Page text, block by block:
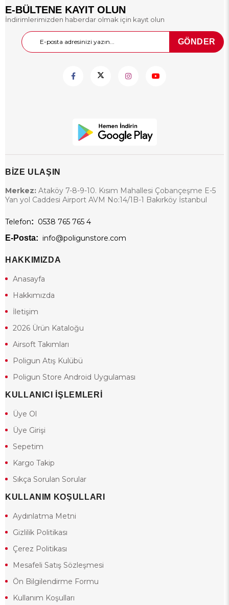
E-BÜLTENE KAYIT OLUN
İndirimlerimizden haberdar olmak için kayıt olun
GÖNDER
BİZE ULAŞIN
Merkez: Ataköy 7-8-9-10. Kısım Mahallesi Çobançeşme E-5
Yan yol Caddesi Airport AVM No:14/1B-1 Bakırköy İstanbul
Telefon: 0538 765 765 4
E-Posta: info@poligunstore.com
HAKKIMIZDA
Anasayfa
Hakkımızda
İletişim
2026 Ürün Kataloğu
Airsoft Takımları
Poligun Atış Kulübü
Poligun Store Android Uygulaması
KULLANICI İŞLEMLERİ
Üye Ol
Üye Girişi
Sepetim
Kargo Takip
Sıkça Sorulan Sorular
KULLANIM KOŞULLARI
Aydınlatma Metni
Gizlilik Politikası
Çerez Politikası
Mesafeli Satış Sözleşmesi
Ön Bilgilendirme Formu
Kullanım Koşulları